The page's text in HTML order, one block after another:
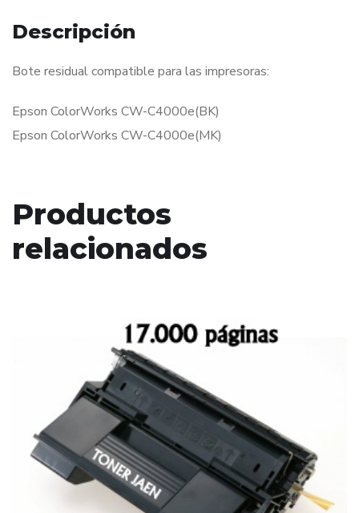
Descripción
Bote residual compatible para las impresoras:
Epson ColorWorks CW-C4000e(BK)
Epson ColorWorks CW-C4000e(MK)
Productos
relacionados